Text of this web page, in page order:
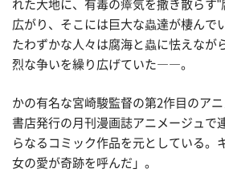
れた大地に、有毒の瘴気を撒き散らす
広がり、そこには巨大な蟲達が棲んで
たわずかな人々は腐海と蟲に怯えなが
烈な争いを繰り広げていた――。
かの有名な宮崎駿監督の第2作目のア
書店発行の月刊漫画誌アニメージュで
らなるコミック作品を元としている。
女の愛が奇跡を呼んだ」。